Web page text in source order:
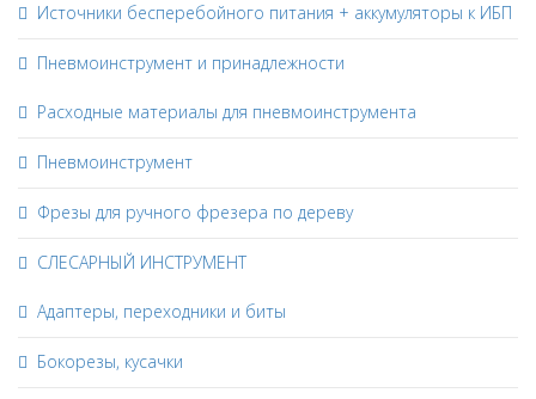
Источники бесперебойного питания + аккумуляторы к ИБП
Пневмоинструмент и принадлежности
Расходные материалы для пневмоинструмента
Пневмоинструмент
Фрезы для ручного фрезера по дереву
СЛЕСАРНЫЙ ИНСТРУМЕНТ
Адаптеры, переходники и биты
Бокорезы, кусачки